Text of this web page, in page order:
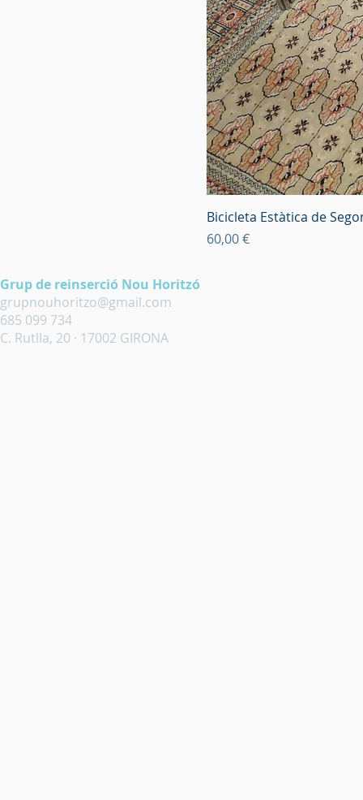
Bicicleta Estàtica de
Preu
60,00 €
Grup de reinserció Nou Horitzó
grupnouhoritzo@gmail.com
685 099 734
C. Rutlla, 20 · 17002 GIRONA